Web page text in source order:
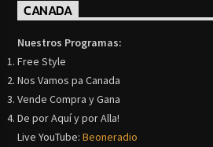
CANADA
Nuestros Programas:
Free Style
Nos Vamos pa Canada
Vende Compra y Gana
De por Aquí y por Alla!
Live YouTube:Beoneradio